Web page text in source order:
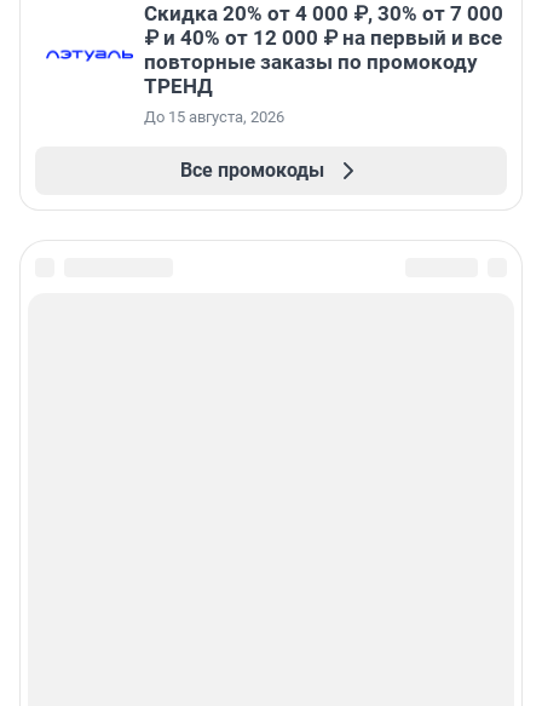
Скидка 20% от 4 000 ₽, 30% от 7 000
₽ и 40% от 12 000 ₽ на первый и все
повторные заказы по промокоду
ТРЕНД
До 15 августа, 2026
Все промокоды